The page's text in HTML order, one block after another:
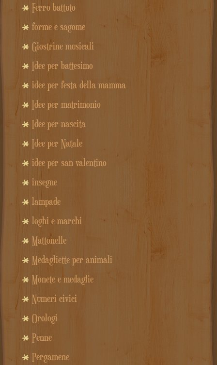
Ferro battuto
forme e sagome
Giostrine musicali
Idee per battesimo
idee per festa della mamma
Idee per matrimonio
Idee per nascita
Idee per Natale
idee per san valentino
insegne
lampade
loghi e marchi
Mattonelle
Medagliette per animali
Monete e medaglie
Numeri civici
Orologi
Penne
Pergamene